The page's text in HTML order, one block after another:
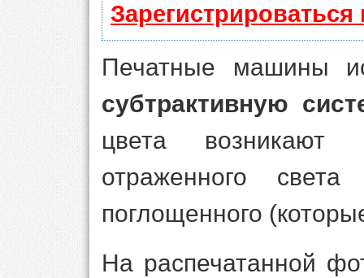
Печатные машины
субтрактивную
цвета возникают
отраженного
поглощенного
На распечатанной